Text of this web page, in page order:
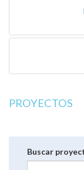
PROYECTOS
Buscar